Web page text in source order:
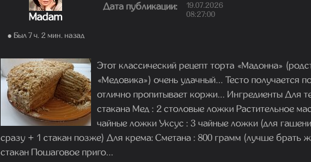
Madam
● Был 7 ч. 2 мин. назад
Дата публикации:
19.07.2026
08:27:00
Этот классический рецепт торта «Мадонна»
«Медовика») очень удачный... Тесто получается
отлично пропитывает коржи... Ингредиенты Для
стакана Мед : 2 столовые ложки Растительное
чайные ложки Уксус : 3 чайные ложки (для
сразу + 1 стакан позже) Для крема: Сметана : 800 грамм (лучше брать
стакан Пошаговое приго...